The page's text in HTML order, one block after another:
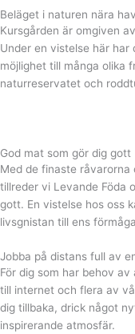
Beläget i naturen nära
Kursgården är omgiven
Under en vistelse här
möjlighet till många olika
naturreservatet och
God mat som gör dig gott
Med de finaste
tillreder vi Levande Föda
gott. En vistelse hos oss
livsgnistan till ens
Jobba på distans full av
För dig som har behov
till internet och flera av
dig tillbaka, drick något
inspirerande atmosfär.